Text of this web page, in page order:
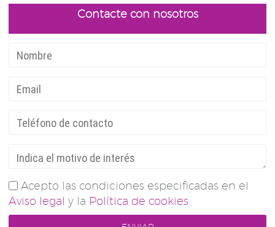
Contacte con nosotros
Acepto las condiciones especificadas en el
Aviso legal y la Política de cookies